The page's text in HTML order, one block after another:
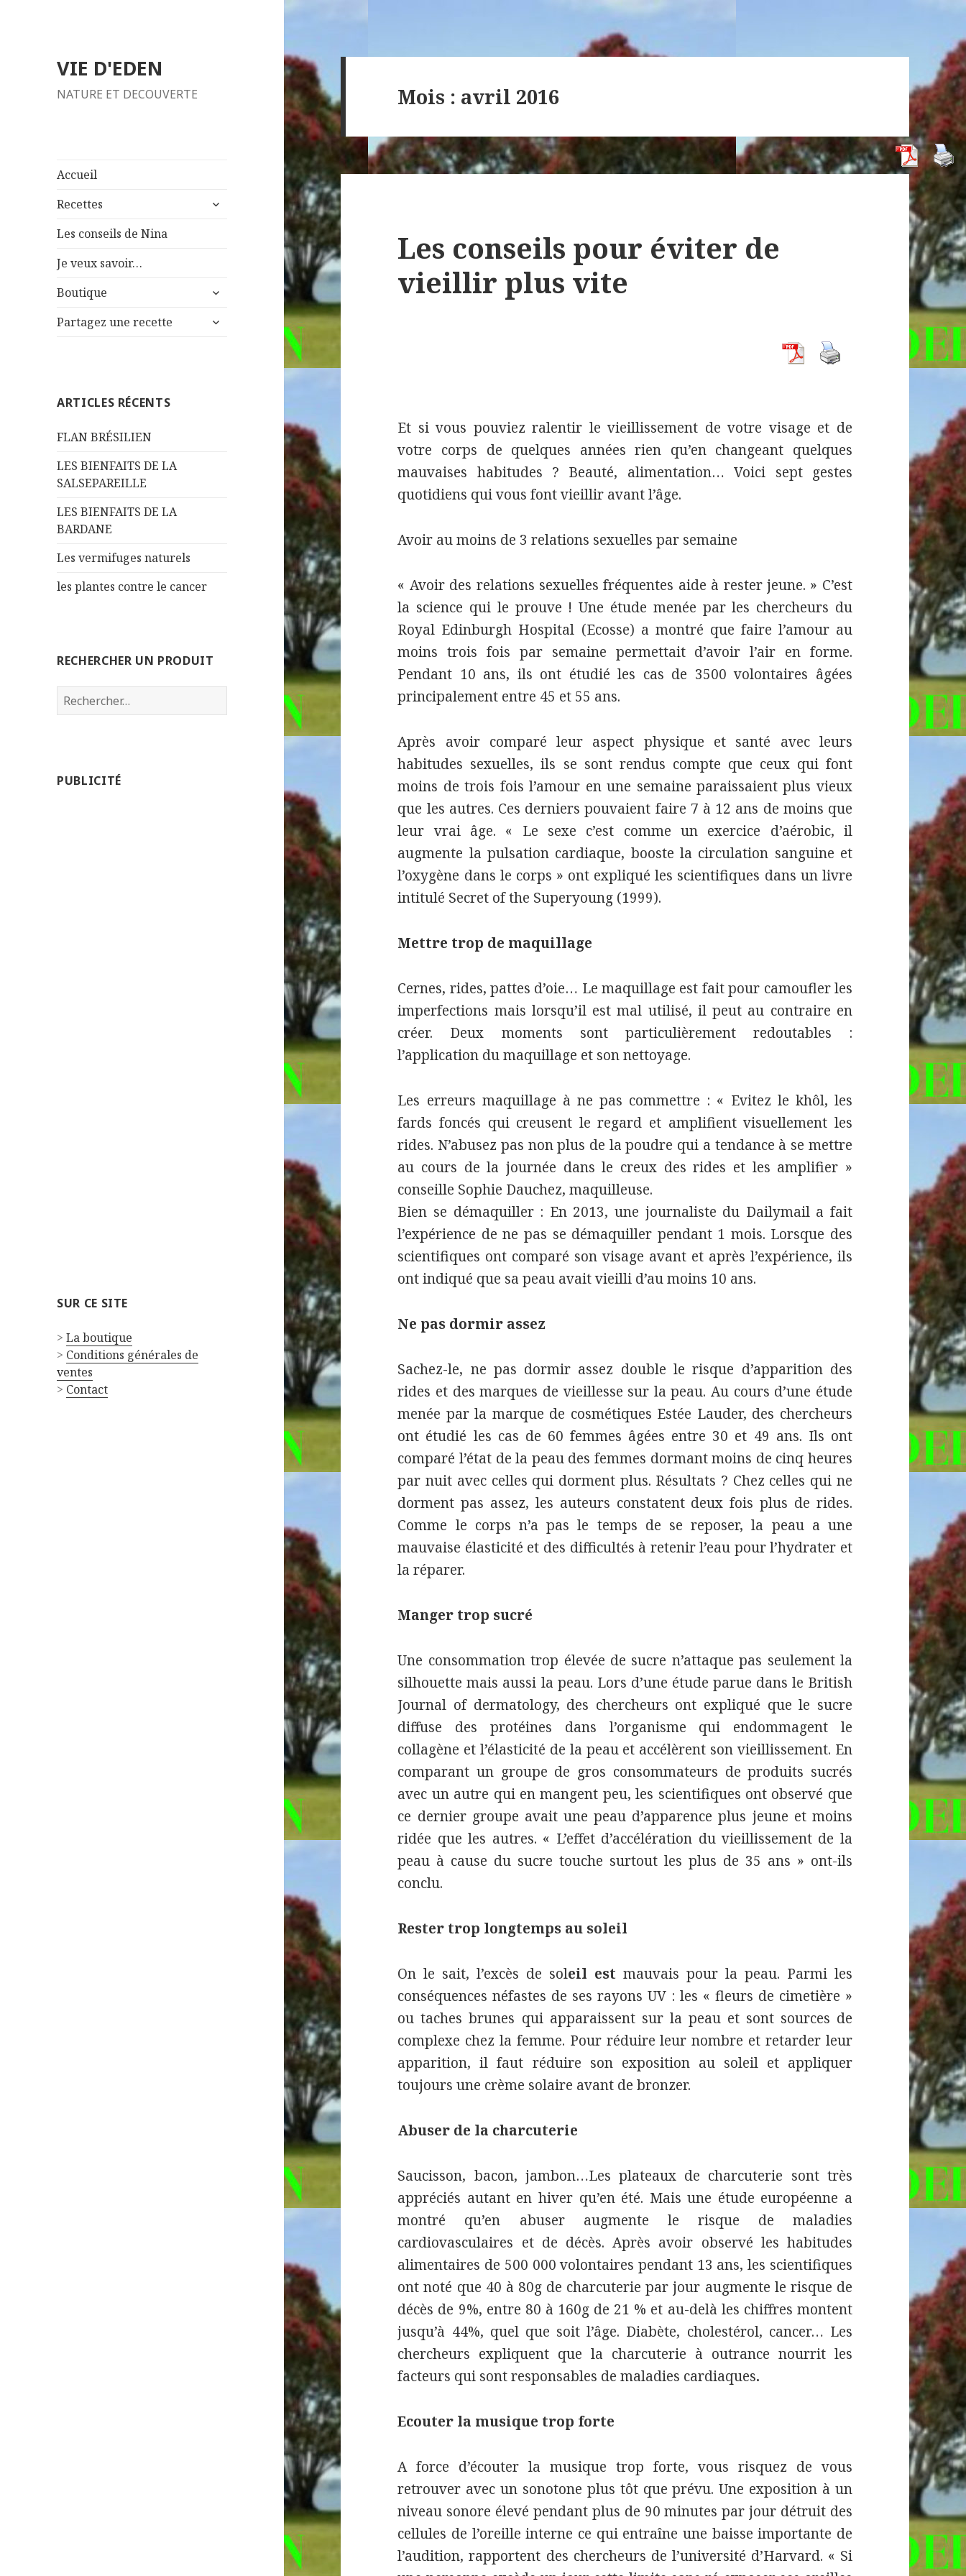
VIE D'EDEN
NATURE ET DECOUVERTE
Accueil
Recettes
ouvrir
Les conseils de Nina
Je veux savoir…
Boutique
ouvrir
sous-
Partagez une recette
ouvrir
ARTICLES RÉCENTS
FLAN BRÉSILIEN
LES BIENFAITS DE LA
SALSEPAREILLE
LES BIENFAITS DE LA
BARDANE
Les vermifuges naturels
les plantes contre le cancer
RECHERCHER UN PRODUIT
Rechercher :
PUBLICITÉ
SUR CE SITE
>La boutique
> Conditions générales de
ventes
> Contact
Mois : avril 2016
Les conseils pour éviter de
vieillir plus vite
Et si vous pouviez ralentir le vieillissement de votre visage et de
votre corps de quelques années rien qu’en changeant quelques
mauvaises habitudes ? Beauté, alimentation… Voici sept gestes
quotidiens qui vous font vieillir avant l’âge.
Avoir au moins de 3 relations sexuelles par semaine
« Avoir des relations sexuelles fréquentes aide à rester jeune. » C’est
la science qui le prouve ! Une étude menée par les chercheurs du
Royal Edinburgh Hospital (Ecosse) a montré que faire l’amour au
moins trois fois par semaine permettait d’avoir l’air en forme.
Pendant 10 ans, ils ont étudié les cas de 3500 volontaires âgées
principalement entre 45 et 55 ans.
Après avoir comparé leur aspect physique et santé avec leurs
habitudes sexuelles, ils se sont rendus compte que ceux qui font
moins de trois fois l’amour en une semaine paraissaient plus vieux
que les autres. Ces derniers pouvaient faire 7 à 12 ans de moins que
leur vrai âge. « Le sexe c’est comme un exercice d’aérobic, il
augmente la pulsation cardiaque, booste la circulation sanguine et
l’oxygène dans le corps » ont expliqué les scientifiques dans un livre
intitulé Secret of the Superyoung (1999).
Mettre trop de maquillage
Cernes, rides, pattes d’oie… Le maquillage est fait pour camoufler les
imperfections mais lorsqu’il est mal utilisé, il peut au contraire en
créer. Deux moments sont particulièrement redoutables :
l’application du maquillage et son nettoyage.
Les erreurs maquillage à ne pas commettre : « Evitez le khôl, les
fards foncés qui creusent le regard et amplifient visuellement les
rides. N’abusez pas non plus de la poudre qui a tendance à se mettre
au cours de la journée dans le creux des rides et les amplifier »
conseille Sophie Dauchez, maquilleuse.
Bien se démaquiller : En 2013, une journaliste du Dailymail a fait
l’expérience de ne pas se démaquiller pendant 1 mois. Lorsque des
scientifiques ont comparé son visage avant et après l’expérience, ils
ont indiqué que sa peau avait vieilli d’au moins 10 ans.
Ne pas dormir assez
Sachez-le, ne pas dormir assez double le risque d’apparition des
rides et des marques de vieillesse sur la peau. Au cours d’une étude
menée par la marque de cosmétiques Estée Lauder, des chercheurs
ont étudié les cas de 60 femmes âgées entre 30 et 49 ans. Ils ont
comparé l’état de la peau des femmes dormant moins de cinq heures
par nuit avec celles qui dorment plus. Résultats ? Chez celles qui ne
dorment pas assez, les auteurs constatent deux fois plus de rides.
Comme le corps n’a pas le temps de se reposer, la peau a une
mauvaise élasticité et des difficultés à retenir l’eau pour l’hydrater et
la réparer.
Manger trop sucré
Une consommation trop élevée de sucre n’attaque pas seulement la
silhouette mais aussi la peau. Lors d’une étude parue dans le British
Journal of dermatology, des chercheurs ont expliqué que le sucre
diffuse des protéines dans l’organisme qui endommagent le
collagène et l’élasticité de la peau et accélèrent son vieillissement. En
comparant un groupe de gros consommateurs de produits sucrés
avec un autre qui en mangent peu, les scientifiques ont observé que
ce dernier groupe avait une peau d’apparence plus jeune et moins
ridée que les autres. « L’effet d’accélération du vieillissement de la
peau à cause du sucre touche surtout les plus de 35 ans » ont-ils
conclu.
Rester trop longtemps au soleil
On le sait, l’excès de soleil est mauvais pour la peau. Parmi les
conséquences néfastes de ses rayons UV : les « fleurs de cimetière »
ou taches brunes qui apparaissent sur la peau et sont sources de
complexe chez la femme. Pour réduire leur nombre et retarder leur
apparition, il faut réduire son exposition au soleil et appliquer
toujours une crème solaire avant de bronzer.
Abuser de la charcuterie
Saucisson, bacon, jambon…Les plateaux de charcuterie sont très
appréciés autant en hiver qu’en été. Mais une étude européenne a
montré qu’en abuser augmente le risque de maladies
cardiovasculaires et de décès. Après avoir observé les habitudes
alimentaires de 500 000 volontaires pendant 13 ans, les scientifiques
ont noté que 40 à 80g de charcuterie par jour augmente le risque de
décès de 9%, entre 80 à 160g de 21 % et au-delà les chiffres montent
jusqu’à 44%, quel que soit l’âge. Diabète, cholestérol, cancer… Les
chercheurs expliquent que la charcuterie à outrance nourrit les
facteurs qui sont responsables de maladies cardiaques.
Ecouter la musique trop forte
A force d’écouter la musique trop forte, vous risquez de vous
retrouver avec un sonotone plus tôt que prévu. Une exposition à un
niveau sonore élevé pendant plus de 90 minutes par jour détruit des
cellules de l’oreille interne ce qui entraîne une baisse importante de
l’audition, rapportent des chercheurs de l’université d’Harvard. « Si